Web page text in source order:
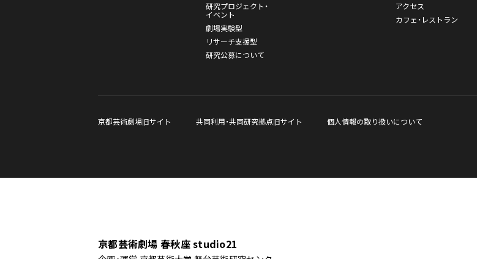
研究プロジェクト・
イベント
劇場実験型
リサーチ支援型
研究公募について
アクセス
カフェ・レストラン
京都芸術劇場旧サイト 共同利用・共同研究拠点旧サイト 個人情報の取り扱いについて
京都芸術劇場 春秋座 studio21